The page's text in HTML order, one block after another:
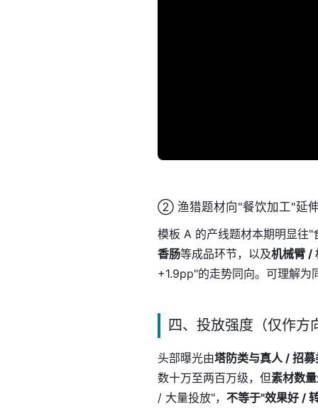
② 渔猎题材向"餐饮加工"延
模板 A 的产线题材本期明显往
香肠等成品环节，以及机械臂 /
+1.9pp"的走势同向。可理解为
四、投放强度（仅作方
头部曝光由塔防类与真人 / 招
数十万至两百万级，但素材数
/ 大量投放"， 不等于"效果好 /